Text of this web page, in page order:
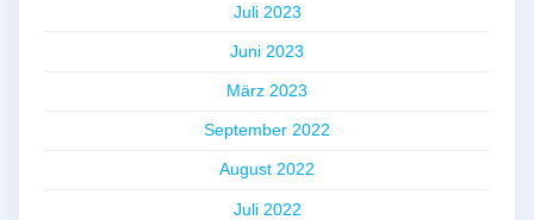
Juli 2023
Juni 2023
März 2023
September 2022
August 2022
Juli 2022